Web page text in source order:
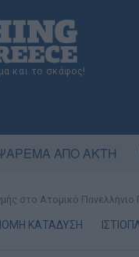
και το σκάφος!
ΑΠΟ ΑΚΤΗ
στο Ατομικό
ΚΑΤΑΔΥΣΗ